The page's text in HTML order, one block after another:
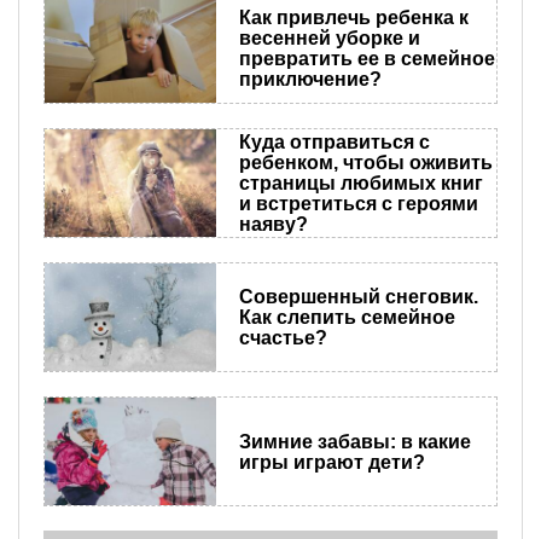
Как привлечь ребенка к
весенней уборке и
превратить ее в семейное
приключение?
Куда отправиться с
ребенком, чтобы оживить
страницы любимых книг
и встретиться с героями
наяву?
Совершенный снеговик.
Как слепить семейное
счастье?
Зимние забавы: в какие
игры играют дети?